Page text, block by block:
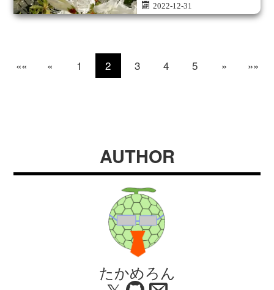
2022-12-31
«« « 1 2 3 4 5 » »»
AUTHOR
たかめろん